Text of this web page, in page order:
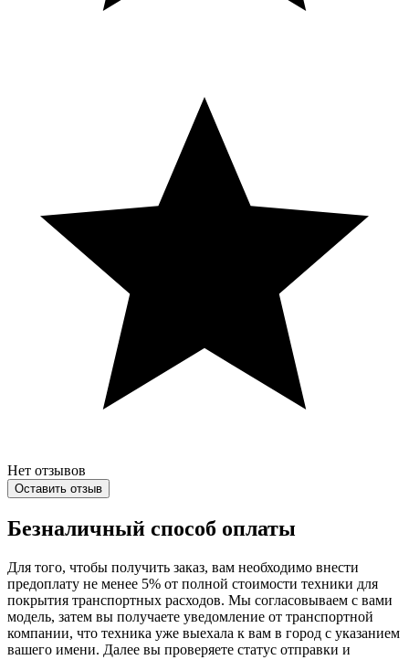
Нет отзывов
Оставить отзыв
Безналичный способ оплаты
Для того, чтобы получить заказ, вам необходимо внести
предоплату не менее 5% от полной стоимости техники для
покрытия транспортных расходов. Мы согласовываем с вами
модель, затем вы получаете уведомление от транспортной
компании, что техника уже выехала к вам в город с указанием
вашего имени. Далее вы проверяете статус отправки и